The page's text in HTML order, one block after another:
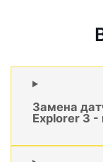
Замена
Explorer 3 -